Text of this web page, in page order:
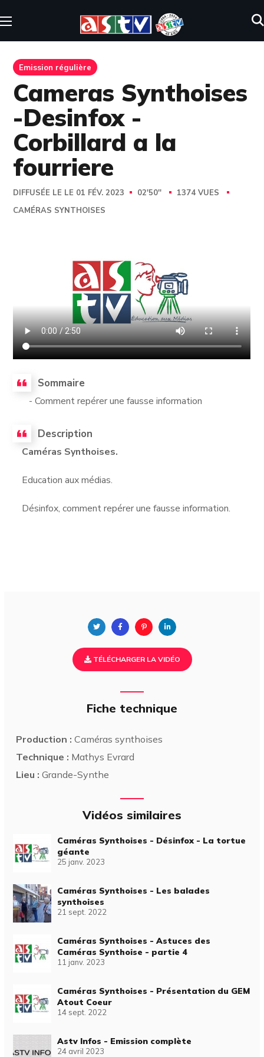
Emission régulière
Cameras Synthoises
-Desinfox -
Corbillard a la
fourriere
DIFFUSÉE LE LE 01 FÉV. 2023 02'50''
1374 VUES
CAMÉRAS SYNTHOISES
Sommaire
- Comment repérer une fausse information
Description
Caméras Synthoises.
Education aux médias.
Désinfox, comment repérer une fausse information.
TÉLÉCHARGER LA VIDÉO
Fiche technique
Production : Caméras synthoises
Technique : Mathys Evrard
Lieu : Grande-Synthe
Vidéos similaires
Caméras Synthoises - Désinfox - La tortue
géante
25 janv. 2023
Caméras Synthoises - Les balades
synthoises
21 sept. 2022
Caméras Synthoises - Astuces des
Caméras Synthoise - partie 4
11 janv. 2023
Caméras Synthoises - Présentation du GEM
Atout Coeur
14 sept. 2022
Astv Infos - Emission complète
24 avril 2023